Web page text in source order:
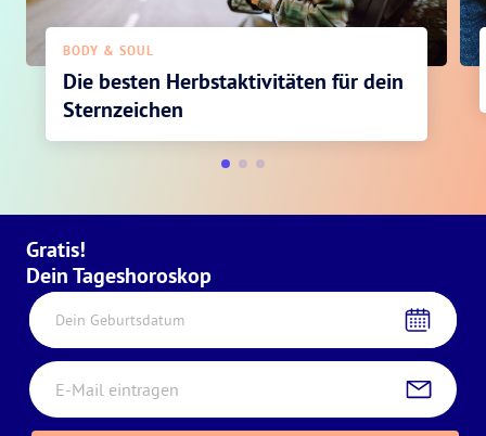
BODY & SOUL
Die besten Herbstaktivitäten für dein
Sternzeichen
Gratis!
Dein Tageshoroskop
Dein Geburtsdatum